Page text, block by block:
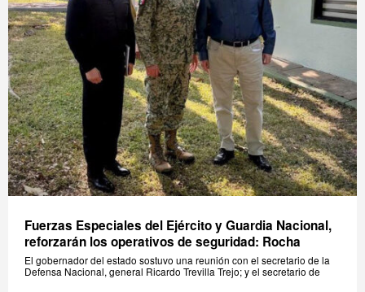
Fuerzas Especiales del Ejército y Guardia Nacional,
reforzarán los operativos de seguridad: Rocha
El gobernador del estado sostuvo una reunión con el secretario de la
Defensa Nacional, general Ricardo Trevilla Trejo; y el secretario de